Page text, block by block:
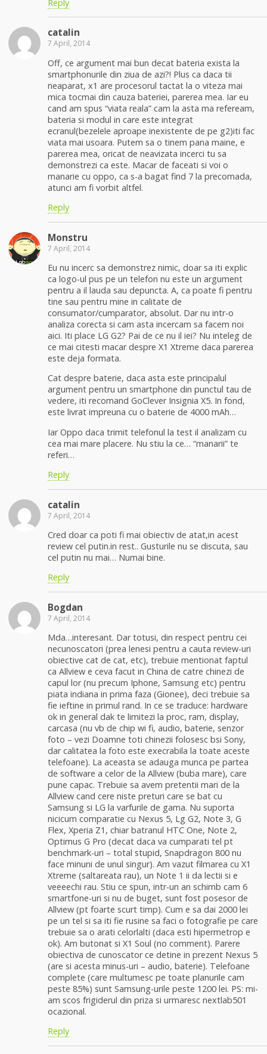
Reply
catalin
7 April, 2014
Off, ce argument mai bun decat bateria exista la
smartphonurile din ziua de azi?! Plus ca daca tii
neaparat, x1 are procesorul tactat la o viteza mai
mica tocmai din cauza bateriei, parerea mea. Iar eu
cand am spus “viata reala” cam la asta ma refeream,
bateria si modul in care este integrat
ecranul(bezelele aproape inexistente de pe g2)iti fac
viata mai usoara. Putem sa o tinem pana maine, e
parerea mea, oricat de neavizata incerci tu sa
demonstrezi ca este. Macar de faceati si voi o
manarie cu oppo, ca s-a bagat find 7 la precomada,
atunci am fi vorbit altfel.
Reply
Monstru
7 April, 2014
Eu nu incerc sa demonstrez nimic, doar sa iti explic
ca logo-ul pus pe un telefon nu este un argument
pentru a il lauda sau depuncta. A, ca poate fi pentru
tine sau pentru mine in calitate de
consumator/cumparator, absolut. Dar nu intr-o
analiza corecta si cam asta incercam sa facem noi
aici. Iti place LG G2? Pai de ce nu il iei? Nu inteleg de
ce mai citesti macar despre X1 Xtreme daca parerea
este deja formata.
Cat despre baterie, daca asta este principalul
argument pentru un smartphone din punctul tau de
vedere, iti recomand GoClever Insignia X5. In fond,
este livrat impreuna cu o baterie de 4000 mAh…
Iar Oppo daca trimit telefonul la test il analizam cu
cea mai mare placere. Nu stiu la ce… “manarii” te
referi…
Reply
catalin
7 April, 2014
Cred doar ca poti fi mai obiectiv de atat,in acest
review cel putin.in rest.. Gusturile nu se discuta, sau
cel putin nu mai… Numai bine.
Reply
Bogdan
7 April, 2014
Mda…interesant. Dar totusi, din respect pentru cei
necunoscatori (prea lenesi pentru a cauta review-uri
obiective cat de cat, etc), trebuie mentionat faptul
ca Allview e ceva facut in China de catre chinezi de
capul lor (nu precum Iphone, Samsung etc) pentru
piata indiana in prima faza (Gionee), deci trebuie sa
fie ieftine in primul rand. In ce se traduce: hardware
ok in general dak te limitezi la proc, ram, display,
carcasa (nu vb de chip wi fi, audio, baterie, senzor
foto – vezi Doamne toti chinezii folosesc bsi Sony,
dar calitatea la foto este execrabila la toate aceste
telefoane). La aceasta se adauga munca pe partea
de software a celor de la Allview (buba mare), care
pune capac. Trebuie sa avem pretentii mari de la
Allview cand cere niste preturi care se bat cu
Samsung si LG la varfurile de gama. Nu suporta
nicicum comparatie cu Nexus 5, Lg G2, Note 3, G
Flex, Xperia Z1, chiar batranul HTC One, Note 2,
Optimus G Pro (decat daca va cumparati tel pt
benchmark-uri – total stupid, Snapdragon 800 nu
face minuni de unul singur). Am vazut filmarea cu X1
Xtreme (saltareata rau), un Note 1 ii da lectii si e
veeeechi rau. Stiu ce spun, intr-un an schimb cam 6
smartfone-uri si nu de buget, sunt fost posesor de
Allview (pt foarte scurt timp). Cum e sa dai 2000 lei
pe un tel si sa iti fie rusine sa faci o fotografie pe care
trebuie sa o arati celorlalti (daca esti hipermetrop e
ok). Am butonat si X1 Soul (no comment). Parere
obiectiva de cunoscator ce detine in prezent Nexus 5
(are si acesta minus-uri – audio, baterie). Telefoane
complete (care multumesc pe toate planurile cam
peste 85%) sunt Samsung-urile peste 1200 lei. PS: mi-
am scos frigiderul din priza si urmaresc nextlab501
ocazional.
Reply